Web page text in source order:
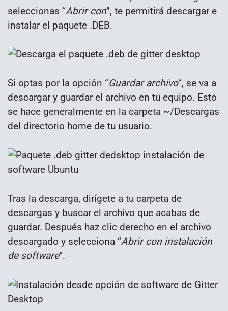
seleccionas “Abrir con”, te permitirá descargar e
instalar el paquete .DEB.
Si optas por la opción “Guardar archivo“, se va a
descargar y guardar el archivo en tu equipo. Esto
se hace generalmente en la carpeta ~/Descargas
del directorio home de tu usuario.
Tras la descarga, dirígete a tu carpeta de
descargas y buscar el archivo que acabas de
guardar. Después haz clic derecho en el archivo
descargado y selecciona “Abrir con instalación
de software“.